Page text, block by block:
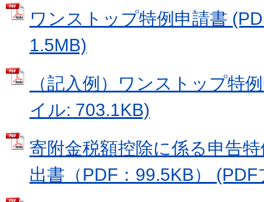
ワンストップ特例申請書
1.5MB)
（記入例）ワンストップ特
イル: 703.1KB)
寄附金税額控除に係る申告
出書（PDF：99.5KB）